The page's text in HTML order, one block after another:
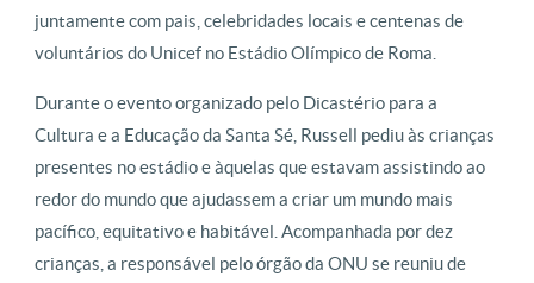
juntamente com pais, celebridades locais e centenas de
voluntários do Unicef no Estádio Olímpico de Roma.
Durante o evento organizado pelo Dicastério para a
Cultura e a Educação da Santa Sé, Russell pediu às crianças
presentes no estádio e àquelas que estavam assistindo ao
redor do mundo que ajudassem a criar um mundo mais
pacífico, equitativo e habitável. Acompanhada por dez
crianças, a responsável pelo órgão da ONU se reuniu de